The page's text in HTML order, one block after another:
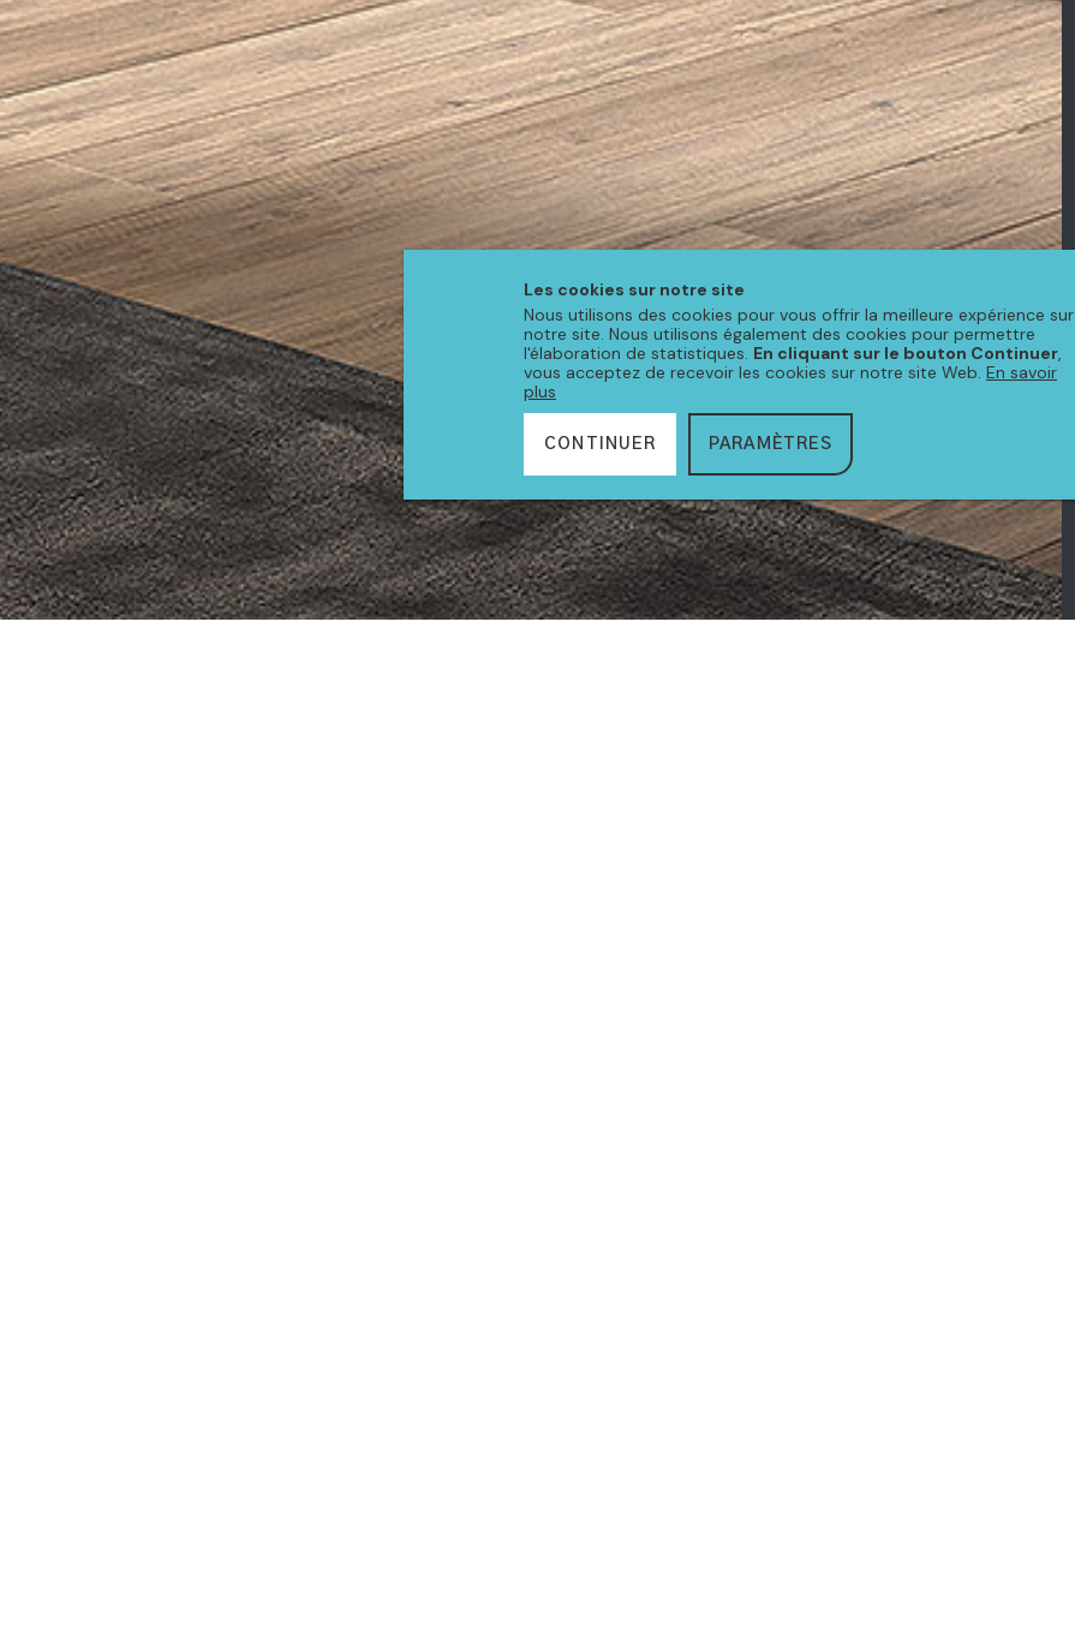
Les cookies sur notre site
Nous utilisons des cookies pour vous offrir la meilleure expérience sur
notre site. Nous utilisons également des cookies pour permettre
l'élaboration de statistiques. En cliquant sur le bouton Continuer,
vous acceptez de recevoir les cookies sur notre site Web. En savoir
plus
CONTINUER PARAMÈTRES